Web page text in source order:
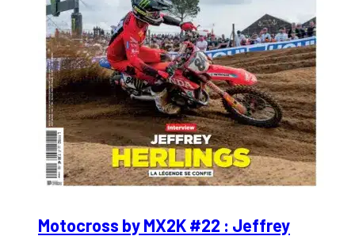
Motocross by MX2K #22 : Jeffrey